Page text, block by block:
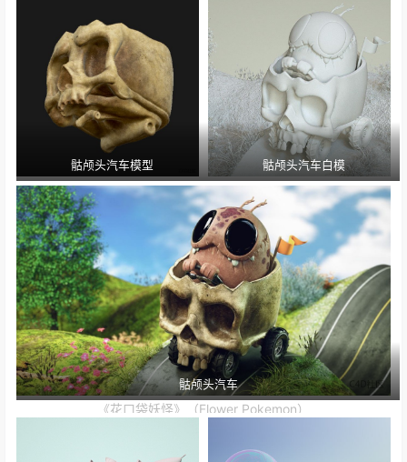
骷颅头汽车模型 骷颅头汽车白模
骷颅头汽车
《花口袋妖怪》（Flower Pokemon）